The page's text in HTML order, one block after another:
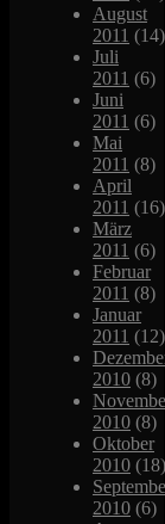
August
2011 (14)
Juli
2011 (6)
Juni
2011 (6)
Mai
2011 (8)
April
2011 (16)
März
2011 (6)
Februar
2011 (8)
Januar
2011 (12)
2010 (8)
2010 (8)
Oktober
2010 (18)
2010 (6)